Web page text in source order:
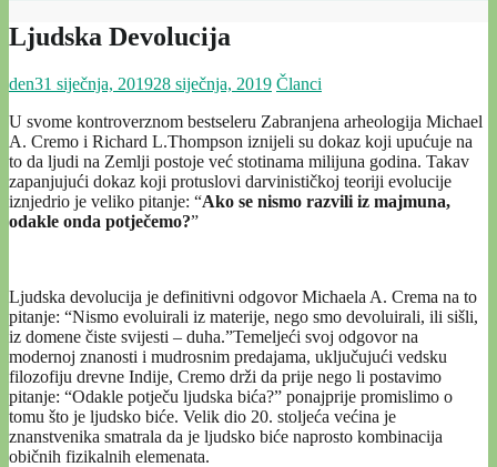
Ljudska Devolucija
den31 siječnja, 201928 siječnja, 2019 Članci
U svome kontroverznom bestseleru Zabranjena arheologija Michael
A. Cremo i Richard L.Thompson iznijeli su dokaz koji upućuje na
to da ljudi na Zemlji postoje već stotinama milijuna godina. Takav
zapanjujući dokaz koji protuslovi darvinističkoj teoriji evolucije
iznjedrio je veliko pitanje: “Ako se nismo razvili iz majmuna,
odakle onda potječemo?”
Ljudska devolucija je definitivni odgovor Michaela A. Crema na to
pitanje: “Nismo evoluirali iz materije, nego smo devoluirali, ili sišli,
iz domene čiste svijesti – duha.”Temeljeći svoj odgovor na
modernoj znanosti i mudrosnim predajama, uključujući vedsku
filozofiju drevne Indije, Cremo drži da prije nego li postavimo
pitanje: “Odakle potječu ljudska bića?” ponajprije promislimo o
tomu što je ljudsko biće. Velik dio 20. stoljeća većina je
znanstvenika smatrala da je ljudsko biće naprosto kombinacija
običnih fizikalnih elemenata.